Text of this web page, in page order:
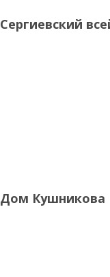
Сергиевский
Дом Кушникова